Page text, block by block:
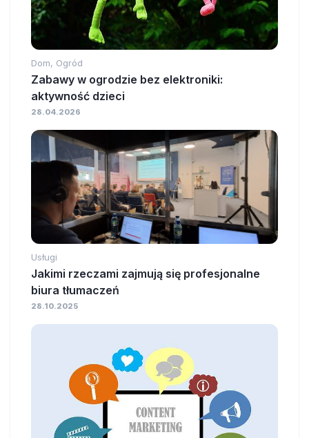
Dom, Ogród
Zabawy w ogrodzie bez elektroniki:
aktywność dzieci
28.04.2026
Usługi
Jakimi rzeczami zajmują się profesjonalne
biura tłumaczeń
28.10.2025